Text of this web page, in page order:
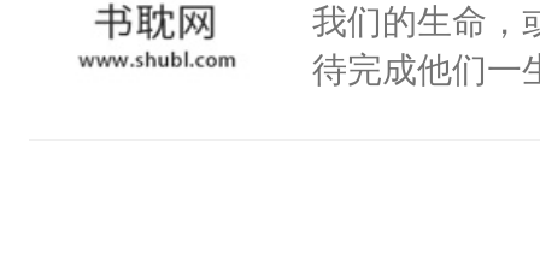
我们的生命，
待完成他们一